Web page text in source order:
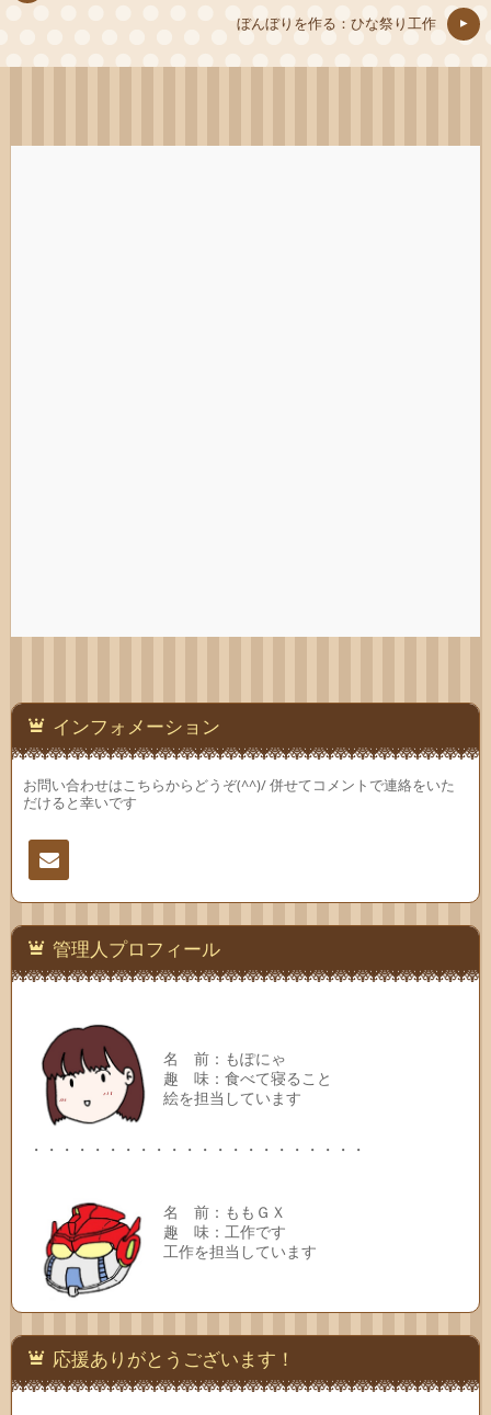
ぼんぼりを作る：ひな祭り工作
インフォメーション
お問い合わせはこちらからどうぞ(^^)/ 併せてコメントで連絡をいた
だけると幸いです
連絡
先 管理人プロフィール
名 前：もぽにゃ
趣 味：食べて寝ること
絵を担当しています
・・・・・・・・・・・・・・・・・・・・・・
名 前：ももＧＸ
趣 味：工作です
工作を担当しています
応援ありがとうございます！